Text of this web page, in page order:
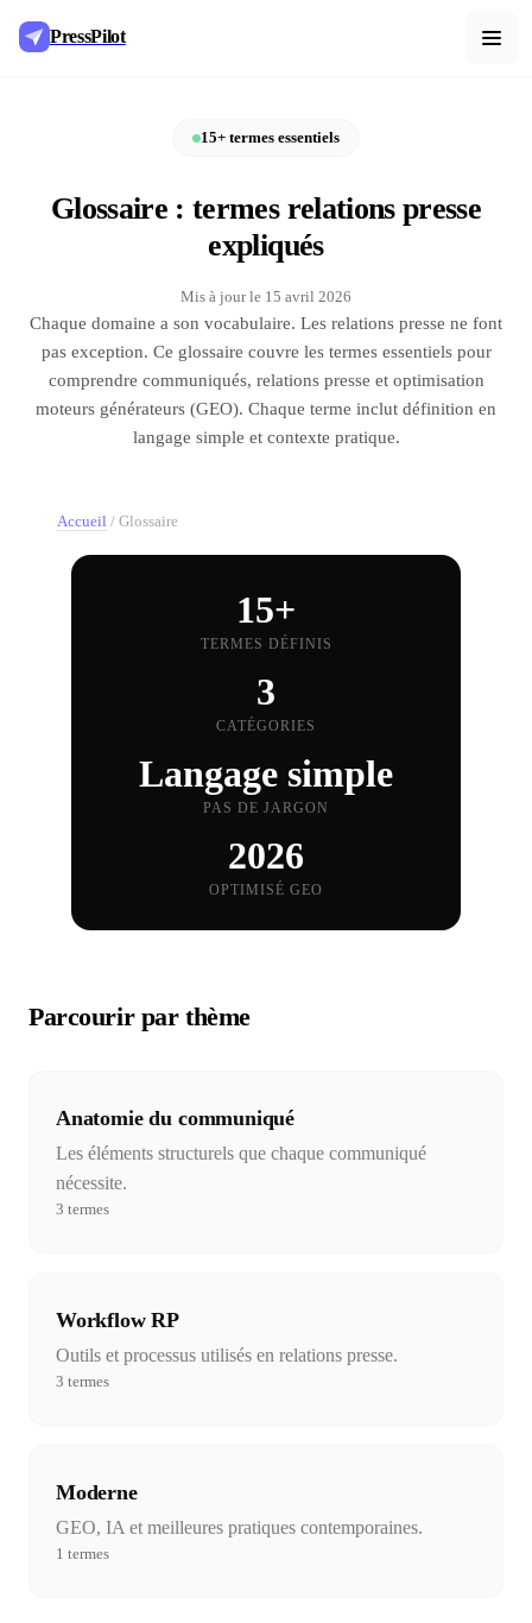
PressPilot
15+ termes essentiels
Glossaire : termes relations presse
expliqués
Mis à jour le 15 avril 2026
Chaque domaine a son vocabulaire. Les relations presse ne font
pas exception. Ce glossaire couvre les termes essentiels pour
comprendre communiqués, relations presse et optimisation
moteurs générateurs (GEO). Chaque terme inclut définition en
langage simple et contexte pratique.
Accueil / Glossaire
15+
TERMES DÉFINIS
3
CATÉGORIES
Langage simple
PAS DE JARGON
2026
OPTIMISÉ GEO
Parcourir par thème
Anatomie du communiqué
Les éléments structurels que chaque communiqué
nécessite.
3 termes
Workflow RP
Outils et processus utilisés en relations presse.
3 termes
Moderne
GEO, IA et meilleures pratiques contemporaines.
1 termes